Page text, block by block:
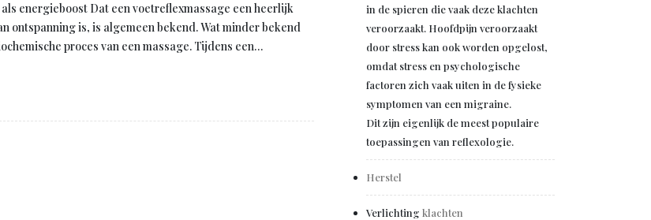
energieboost Dat een voetreflexmassage een heerlijk
ontspanning is, is algemeen bekend. Wat minder bekend
proces van een massage. Tijdens een…
in de spieren die vaak deze klachten
veroorzaakt. Hoofdpijn veroorzaakt
door stress kan ook worden opgelost,
omdat stress en psychologische
factoren zich vaak uiten in de fysieke
symptomen van een migraine.
Dit zijn eigenlijk de meest populaire
toepassingen van reflexologie.
Herstel
Verlichting klachten